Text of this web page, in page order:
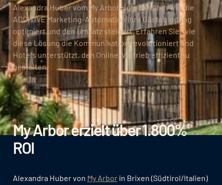
Alexandra Huber vom My Arbor Hotel erzählt, wie die
ADDITIVE Marketing-Automation ihre Gästebindung
optimiert und den Umsatz steigert. Erfahren Sie, wie
diese Lösung die Kommunikation revolutioniert und
Hotels unterstützt, den Online-Vertrieb effizient zu
gestalten.
MyArbor erzielt über 1.800%
ROI
Alexandra Huber von My Arborin Brixen (Südtirol/Italien)